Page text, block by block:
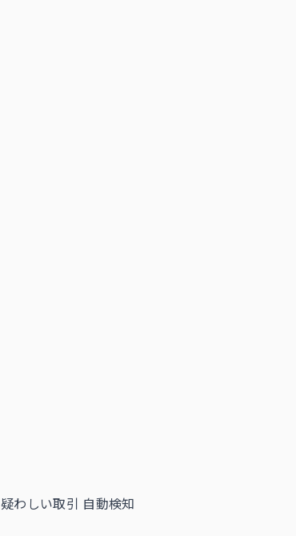
疑わしい取引 自動検知